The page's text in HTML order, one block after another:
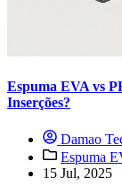
Espuma EVA vs
Inserções?
Damao
Espuma
15 Jul, 2025